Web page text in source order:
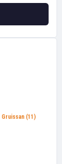
Gruissan (11)